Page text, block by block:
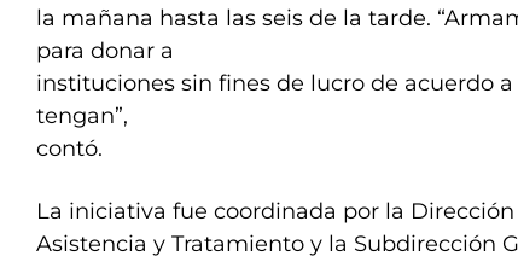
la mañana hasta las seis de la tarde.
para donar a
instituciones sin fines de lucro de acuerdo
tengan”,
contó.
La iniciativa fue coordinada por la Dirección
Asistencia y Tratamiento y la Subdirección